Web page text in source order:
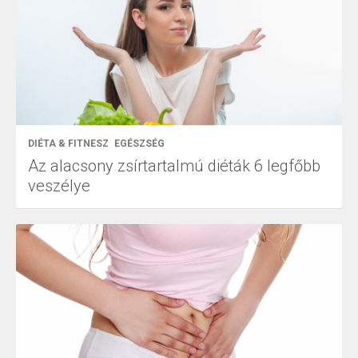
DIÉTA & FITNESZ EGÉSZSÉG
Az alacsony zsírtartalmú diéták 6 legfőbb
veszélye